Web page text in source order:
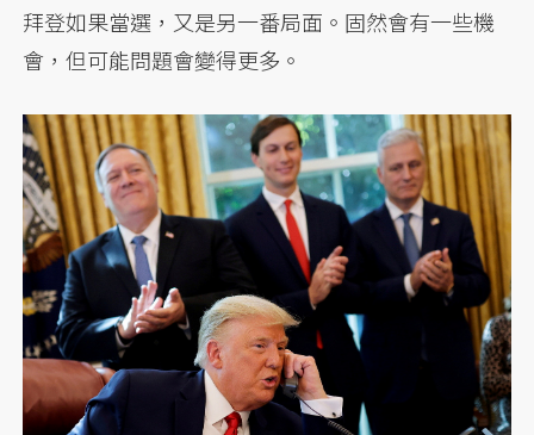
拜登如果當選，又是另一番局面。固然會有一些機
會，但可能問題會變得更多。